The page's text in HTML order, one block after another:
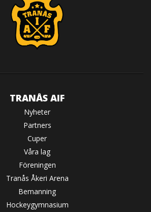
TRANÅS AIF
Nyheter
Partners
Cuper
Våra lag
Föreningen
Tranås Åkeri Arena
Bemanning
Hockeygymnasium